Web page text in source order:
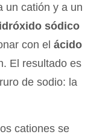
un catión y a un
sódico
con el ácido
El resultado es
de sodio: la
cationes se